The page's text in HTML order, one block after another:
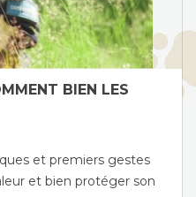
BIEN LES
et premiers gestes
et bien protéger son